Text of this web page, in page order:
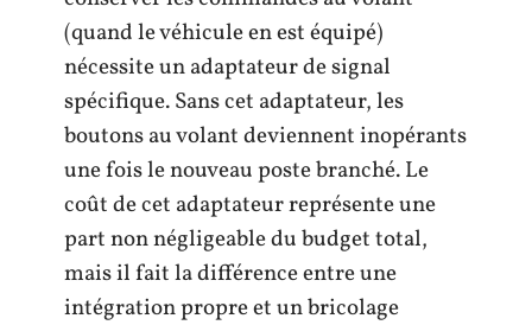
(quand le véhicule en est équipé)
nécessite un adaptateur de signal
spécifique. Sans cet adaptateur, les
boutons au volant deviennent inopérants
une fois le nouveau poste branché. Le
coût de cet adaptateur représente une
part non négligeable du budget total,
mais il fait la différence entre une
intégration propre et un bricolage